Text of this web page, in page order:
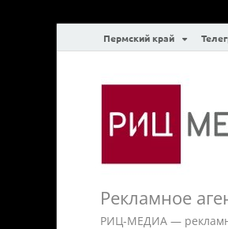
Пермский край
Рекламное
РИЦ-МЕДИА —